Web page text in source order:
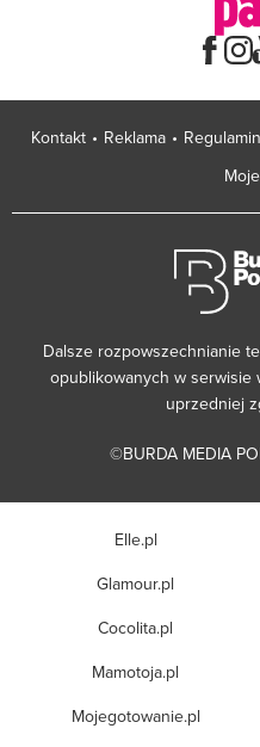
Kontakt Reklama Regulamin
Dalsze rozpowszechnianie
opublikowanych w serwisie
uprzedniej
©BURDA MEDIA
Elle.pl
Glamour.pl
Cocolita.pl
Mamotoja.pl
Mojegotowanie.pl